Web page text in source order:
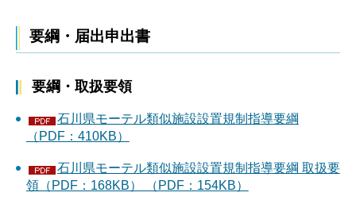
要綱・届出申出書
要綱・取扱要領
石川県モーテル類似施設設置規制指導要綱
（PDF：410KB）
石川県モーテル類似施設設置規制指導要綱 取扱要
領（PDF：168KB） （PDF：154KB）